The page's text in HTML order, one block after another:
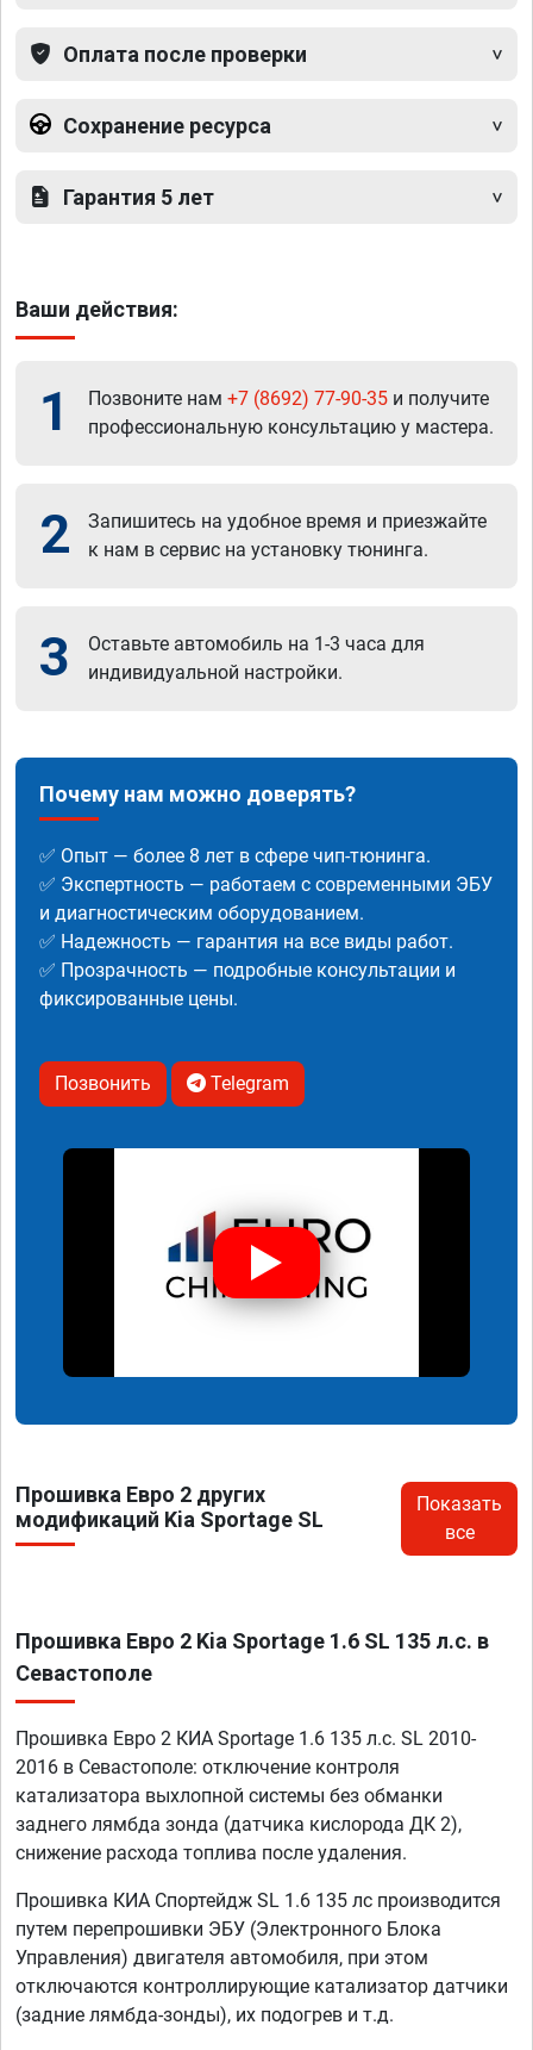
Оплата после проверки
Сохранение ресурса
Гарантия 5 лет
Ваши действия:
1 Позвоните нам +7 (8692) 77-90-35 и получите
профессиональную консультацию у мастера.
2
Запишитесь на удобное время и приезжайте
к нам в сервис на установку тюнинга.
3
Оставьте автомобиль на 1-3 часа для
индивидуальной настройки.
Почему нам можно доверять?
✅ Опыт — более 8 лет в сфере чип-тюнинга.
✅ Экспертность — работаем с современными ЭБУ
и диагностическим оборудованием.
✅ Надежность — гарантия на все виды работ.
✅ Прозрачность — подробные консультации и
фиксированные цены.
Позвонить Telegram
Прошивка Евро 2 других
модификаций Kia Sportage SL
Показать
все
Прошивка Евро 2 Kia Sportage 1.6 SL 135 л.с. в
Севастополе
Прошивка Евро 2 КИА Sportage 1.6 135 л.с. SL 2010-
2016 в Севастополе: отключение контроля
катализатора выхлопной системы без обманки
заднего лямбда зонда (датчика кислорода ДК 2),
снижение расхода топлива после удаления.
Прошивка КИА Спортейдж SL 1.6 135 лс производится
путем перепрошивки ЭБУ (Электронного Блока
Управления) двигателя автомобиля, при этом
отключаются контроллирующие катализатор датчики
(задние лямбда-зонды), их подогрев и т.д.